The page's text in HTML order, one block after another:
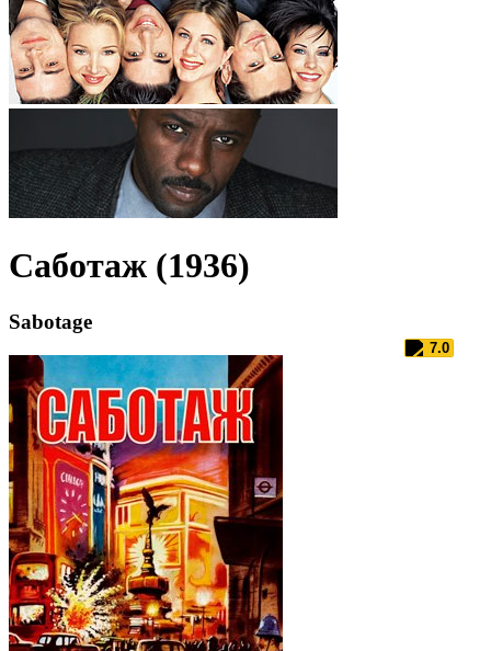
Саботаж (1936)
Sabotage
7.0